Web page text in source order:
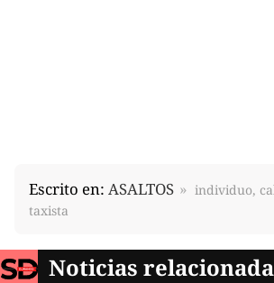
Escrito en: ASALTOS
individuo,
taxista
Noticias